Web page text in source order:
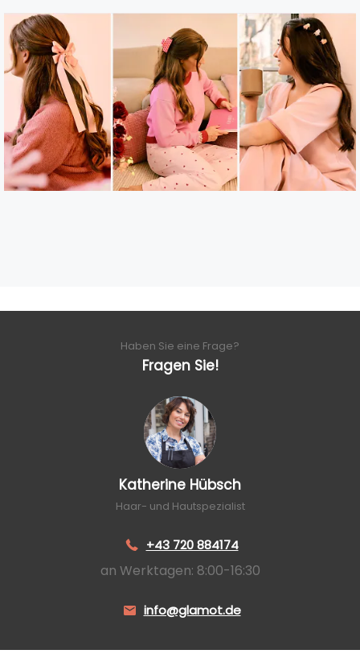
Haben Sie eine Frage?
Fragen Sie!
Katherine Hübsch
Haar- und Hautspezialist
+43 720 884174
an Werktagen: 8:00-16:30
info@glamot.de